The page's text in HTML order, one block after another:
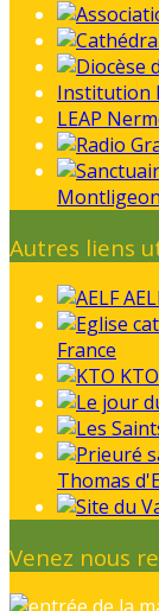
Institution
LEAP
Montligeon
Autres liens
France
KTO
Thomas
Venez nous